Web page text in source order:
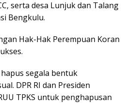
serta desa Lunjuk dan Talang
Bengkulu.
Hak-Hak Perempuan Koran
segala bentuk
DPR RI dan Presiden
TPKS untuk penghapusan